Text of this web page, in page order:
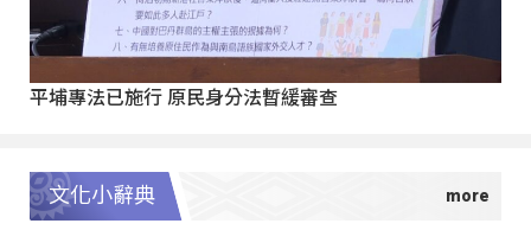
平埔專法已施行 原民身分法暫緩審查
文化小辭典